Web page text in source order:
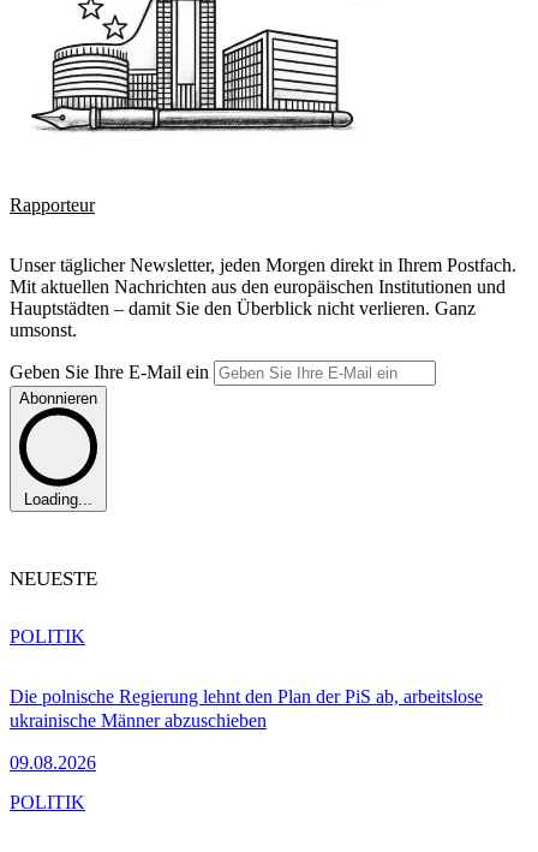
Rapporteur
Unser täglicher Newsletter, jeden Morgen direkt in Ihrem Postfach.
Mit aktuellen Nachrichten aus den europäischen Institutionen und
Hauptstädten – damit Sie den Überblick nicht verlieren. Ganz
umsonst.
Geben Sie Ihre E-Mail ein
Abonnieren
Loading...
NEUESTE
Die polnische Regierung lehnt den Plan der PiS ab, arbeitslose
ukrainische Männer abzuschieben
09.08.2026
POLITIK
POLITIK